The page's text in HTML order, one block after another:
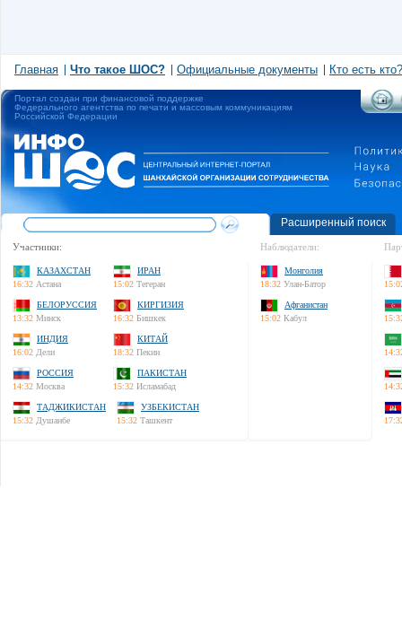
Главная Что такое ШОС? Официальные документы Кто есть кто?
Портал создан при финансовой поддержке
Федерального агентства по печати и массовым коммуникациям
Российской Федерации
Расширенный поиск
Участники:
КАЗАХСТАН
16:32 Астана
ИРАН
15:02 Тегеран
БЕЛОРУССИЯ
13:32 Минск
КИРГИЗИЯ
16:32 Бишкек
ИНДИЯ
16:02 Дели
КИТАЙ
18:32 Пекин
РОССИЯ
14:32 Москва
ПАКИСТАН
15:32 Исламабад
ТАДЖИКИСТАН
15:32 Душанбе
УЗБЕКИСТАН
15:32 Ташкент
Наблюдатели:
Монголия
18:32 Улан-Батор
Афганистан
15:02 Кабул